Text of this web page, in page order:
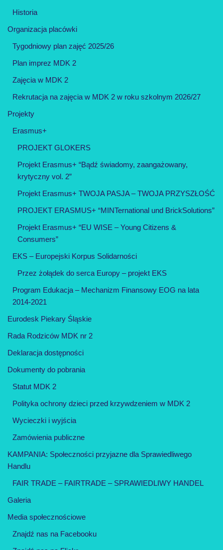
Historia
Organizacja placówki
Tygodniowy plan zajęć 2025/26
Plan imprez MDK 2
Zajęcia w MDK 2
Rekrutacja na zajęcia w MDK 2 w roku szkolnym 2026/27
Projekty
Erasmus+
PROJEKT GLOKERS
Projekt Erasmus+ “Bądź świadomy, zaangażowany,
krytyczny vol. 2”
Projekt Erasmus+ TWOJA PASJA – TWOJA PRZYSZŁOŚĆ
PROJEKT ERASMUS+ “MINTernational und BrickSolutions”
Projekt Erasmus+ “EU WISE – Young Citizens &
Consumers”
EKS – Europejski Korpus Solidarności
Przez żołądek do serca Europy – projekt EKS
Program Edukacja – Mechanizm Finansowy EOG na lata
2014-2021
Eurodesk Piekary Śląskie
Rada Rodziców MDK nr 2
Deklaracja dostępności
Dokumenty do pobrania
Statut MDK 2
Polityka ochrony dzieci przed krzywdzeniem w MDK 2
Wycieczki i wyjścia
Zamówienia publiczne
KAMPANIA: Społeczności przyjazne dla Sprawiedliwego
Handlu
FAIR TRADE – FAIRTRADE – SPRAWIEDLIWY HANDEL
Galeria
Media społecznościowe
Znajdź nas na Facebooku